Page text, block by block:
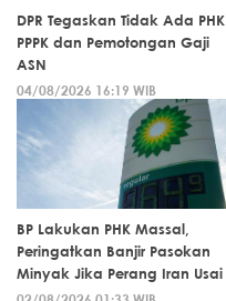
DPR Tegaskan Tidak Ada PHK
PPPK dan Pemotongan Gaji
ASN
04/08/2026 16:19 WIB
BP Lakukan PHK Massal,
Peringatkan Banjir Pasokan
Minyak Jika Perang Iran Usai